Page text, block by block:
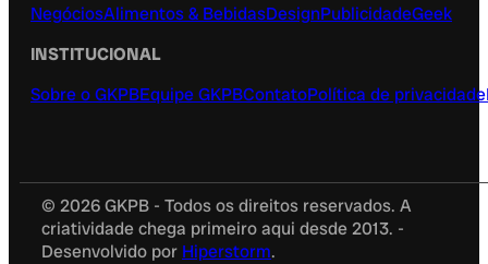
NegóciosAlimentos & BebidasDesignPublicidadeGeek
INSTITUCIONAL
Sobre o GKPBEquipe GKPBContatoPolítica de privacidade
© 2026 GKPB - Todos os direitos reservados. A
criatividade chega primeiro aqui desde 2013. -
Desenvolvido por Hiperstorm.